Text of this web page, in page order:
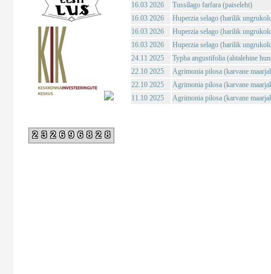
232696828
16.03 2026
Tussilago farfara (paiseleht)
16.03 2026
Huperzia selago (harilik
16.03 2026
Huperzia selago (harilik
16.03 2026
Huperzia selago (harilik
24.11 2025
Typha angustifolia (ahtalehine
22.10 2025
Agrimonia pilosa (karvane
22.10 2025
Agrimonia pilosa (karvane
11.10 2025
Agrimonia pilosa (karvane